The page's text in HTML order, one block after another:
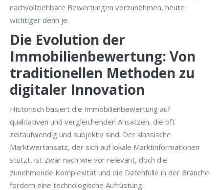
nachvollziehbare Bewertungen vorzunehmen, heute
wichtiger denn je.
Die Evolution der
Immobilienbewertung: Von
traditionellen Methoden zu
digitaler Innovation
Historisch basiert die Immobilienbewertung auf
qualitativen und vergleichenden Ansätzen, die oft
zeitaufwendig und subjektiv sind. Der klassische
Marktwertansatz, der sich auf lokale Marktinformationen
stützt, ist zwar nach wie vor relevant, doch die
zunehmende Komplexität und die Datenfülle in der Branche
fordern eine technologische Aufrüstung.